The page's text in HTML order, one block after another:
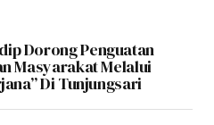
Dorong Penguatan
Masyarakat Melalui
Di Tunjungsari